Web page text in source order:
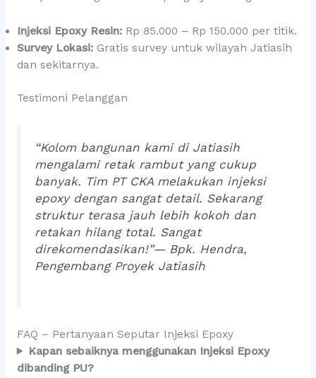
Injeksi Epoxy Resin:Rp 85.000 – Rp 150.000 per titik.
Survey Lokasi:Gratis survey untuk wilayah Jatiasih
dan sekitarnya.
Testimoni Pelanggan
“Kolom bangunan kami di Jatiasih
mengalami retak rambut yang cukup
banyak. Tim PT CKA melakukan injeksi
epoxy dengan sangat detail. Sekarang
struktur terasa jauh lebih kokoh dan
retakan hilang total. Sangat
direkomendasikan!”— Bpk. Hendra,
Pengembang Proyek Jatiasih
FAQ – Pertanyaan Seputar Injeksi Epoxy
Kapan sebaiknya menggunakan Injeksi Epoxy
dibanding PU?